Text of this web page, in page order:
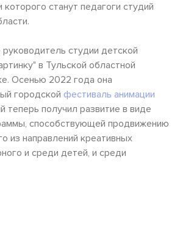
которого станут педагоги студий
студии детской
в Тульской областной
Осенью 2022 года она
городской фестиваль анимации
теперь получил развитие в виде
способствующей продвижению
из направлений креативных
и среди детей, и среди